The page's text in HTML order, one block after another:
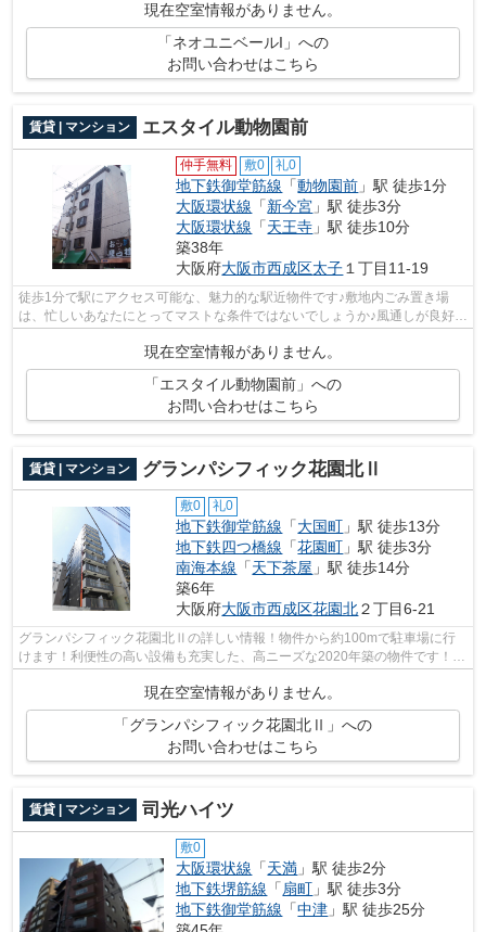
現在空室情報がありません。
「ネオユニベールI」への
お問い合わせはこちら
賃貸 | マンション エスタイル動物園前
仲手無料 敷0 礼0
地下鉄御堂筋線 「動物園前 」駅 徒歩1分
大阪環状線 「新今宮 」駅 徒歩3分
大阪環状線 「天王寺 」駅 徒歩10分
築38年
大阪府大阪市西成区太子 １丁目11-19
徒歩1分で駅にアクセス可能な、魅力的な駅近物件です♪敷地内ごみ置き場
は、忙しいあなたにとってマストな条件ではないでしょうか♪風通しが良好な
ので、いつでも新鮮な空気がはいってき...
現在空室情報がありません。
「エスタイル動物園前」への
お問い合わせはこちら
賃貸 | マンション グランパシフィック花園北Ⅱ
敷0 礼0
地下鉄御堂筋線 「大国町 」駅 徒歩13分
地下鉄四つ橋線 「花園町 」駅 徒歩3分
南海本線 「天下茶屋 」駅 徒歩14分
築6年
大阪府大阪市西成区花園北２丁目6-21
グランパシフィック花園北Ⅱの詳しい情報！物件から約100mで駐車場に行
けます！利便性の高い設備も充実した、高ニーズな2020年築の物件です！敷
現在空室情報がありません。
「グランパシフィック花園北Ⅱ」への
お問い合わせはこちら
賃貸 | マンション 司光ハイツ
敷0
大阪環状線 「天満 」駅 徒歩2分
地下鉄堺筋線 「 扇町 」駅 徒歩3分
地下鉄御堂筋線 「中津 」駅 徒歩25分